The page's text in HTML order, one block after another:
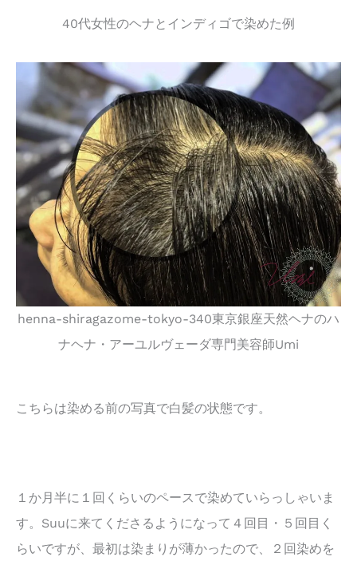
40代女性のヘナとインディゴで染めた例
henna-shiragazome-tokyo-340東京銀座天然ヘナのハ
ナヘナ・アーユルヴェーダ専門美容師Umi
こちらは染める前の写真で白髪の状態です。
１か月半に１回くらいのペースで染めていらっしゃいま
す。Suuに来てくださるようになって４回目・５回目く
らいですが、最初は染まりが薄かったので、２回染めを